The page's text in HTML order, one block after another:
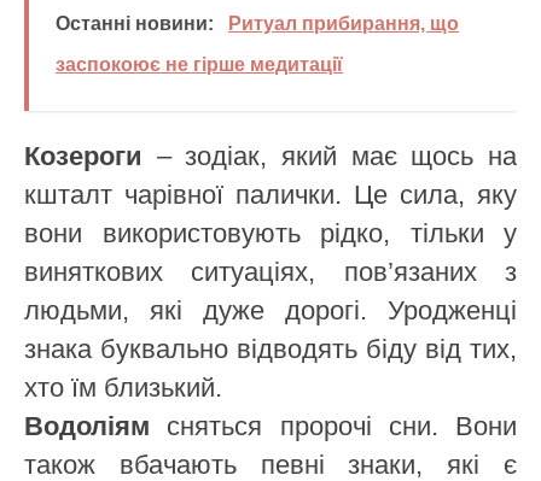
Останні новини:
Ритуал прибирання, що
заспокоює не гірше медитації
Козероги – зодіак, який має щось на
кшталт чарівної палички. Це сила, яку
вони використовують рідко, тільки у
виняткових ситуаціях, пов’язаних з
людьми, які дуже дорогі. Уродженці
знака буквально відводять біду від тих,
хто їм близький.
Водоліям сняться пророчі сни. Вони
також вбачають певні знаки, які є